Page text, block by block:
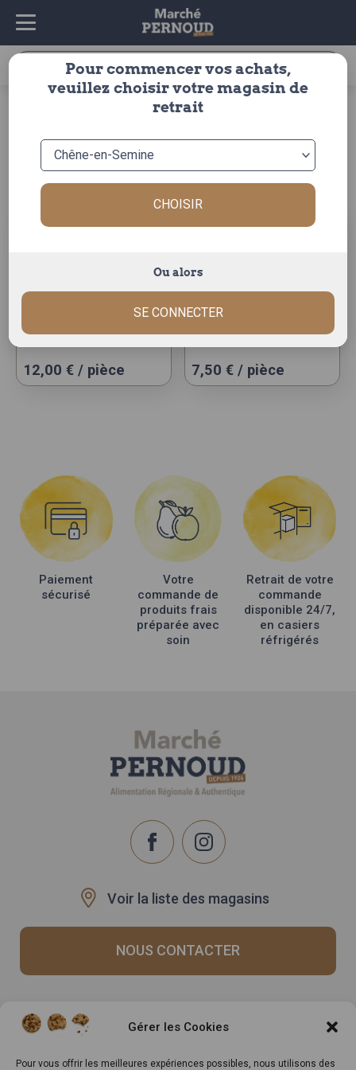
Gérer les Cookies
Pour vous offrir les meilleures expériences possibles, nous utilisons des
Recherche
Pour commencer vos achats,
veuillez choisir votre magasin de
retrait
CHOISIR
Ou alors
SE CONNECTER
fruits & légumes > legumes
Trier par :
12,00 € / pièce
La botte de 500g
7,50 € / pièce
Paiement
sécurisé
Votre
commande de
produits frais
préparée avec
soin
Retrait de votre
commande
disponible 24/7,
en casiers
réfrigérés
Voir la liste des magasins
NOUS CONTACTER
Recrutement
Rappels produits
Inscrivez-vous à notre